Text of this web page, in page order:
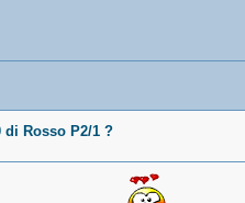
di Rosso P2/1 ?